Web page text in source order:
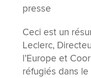
presse
Ceci est un
Leclerc,
l’Europe et
réfugiés dans